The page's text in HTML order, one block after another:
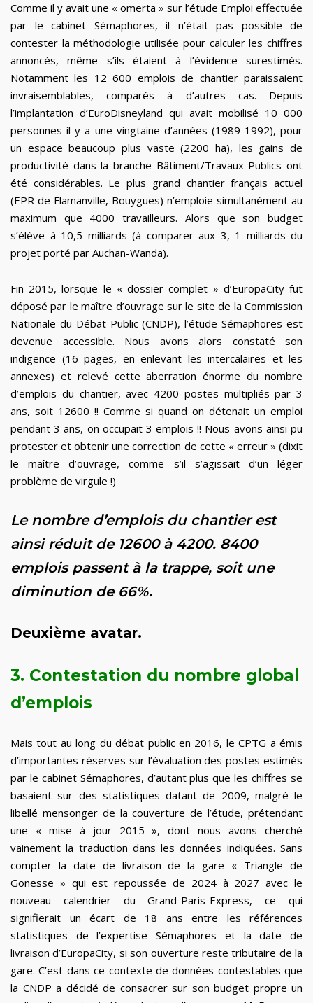
Comme il y avait une « omerta » sur l’étude Emploi effectuée
par le cabinet Sémaphores, il n’était pas possible de
contester la méthodologie utilisée pour calculer les chiffres
annoncés, même s’ils étaient à l’évidence surestimés.
Notamment les 12 600 emplois de chantier paraissaient
invraisemblables, comparés à d’autres cas. Depuis
l’implantation d’EuroDisneyland qui avait mobilisé 10 000
personnes il y a une vingtaine d’années (1989-1992), pour
un espace beaucoup plus vaste (2200 ha), les gains de
productivité dans la branche Bâtiment/Travaux Publics ont
été considérables. Le plus grand chantier français actuel
(EPR de Flamanville, Bouygues) n’emploie simultanément au
maximum que 4000 travailleurs. Alors que son budget
s’élève à 10,5 milliards (à comparer aux 3, 1 milliards du
projet porté par Auchan-Wanda).
Fin 2015, lorsque le « dossier complet » d’EuropaCity fut
déposé par le maître d’ouvrage sur le site de la Commission
Nationale du Débat Public (CNDP), l’étude Sémaphores est
devenue accessible. Nous avons alors constaté son
indigence (16 pages, en enlevant les intercalaires et les
annexes) et relevé cette aberration énorme du nombre
d’emplois du chantier, avec 4200 postes multipliés par 3
ans, soit 12600 !! Comme si quand on détenait un emploi
pendant 3 ans, on occupait 3 emplois !! Nous avons ainsi pu
protester et obtenir une correction de cette « erreur » (dixit
le maître d’ouvrage, comme s’il s’agissait d’un léger
problème de virgule !)
Le nombre d’emplois du chantier est
ainsi réduit de 12600 à 4200. 8400
emplois passent à la trappe, soit une
diminution de 66%.
Deuxième avatar.
3. Contestation du nombre global
d’emplois
Mais tout au long du débat public en 2016, le CPTG a émis
d’importantes réserves sur l’évaluation des postes estimés
par le cabinet Sémaphores, d’autant plus que les chiffres se
basaient sur des statistiques datant de 2009, malgré le
libellé mensonger de la couverture de l’étude, prétendant
une « mise à jour 2015 », dont nous avons cherché
vainement la traduction dans les données indiquées. Sans
compter la date de livraison de la gare « Triangle de
Gonesse » qui est repoussée de 2024 à 2027 avec le
nouveau calendrier du Grand-Paris-Express, ce qui
signifierait un écart de 18 ans entre les références
statistiques de l’expertise Sémaphores et la date de
livraison d’EuropaCity, si son ouverture reste tributaire de la
gare. C’est dans ce contexte de données contestables que
la CNDP a décidé de consacrer sur son budget propre un